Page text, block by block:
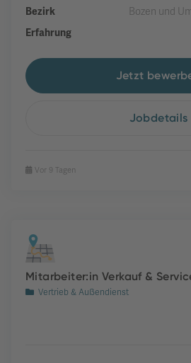
Bezirk
Bozen und
Erfahrung
Jetzt
Jobdetails
Vor 9 Tagen
Mitarbeiter:in Verkauf &
Vertrieb & Außendienst